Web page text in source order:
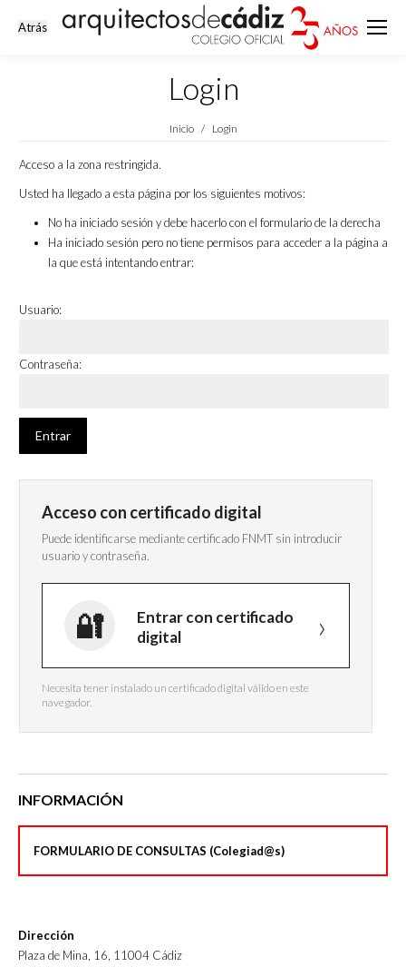
Login
Estás aquí:
Inicio Login
Acceso a la zona restringida.
Usted ha llegado a esta página por los siguientes motivos:
No ha iniciado sesión y debe hacerlo con el formulario de la derecha
Ha iniciado sesión pero no tiene permisos para acceder a la página a
la que está intentando entrar:
Usuario:
Contraseña:
Acceso con certificado digital
Puede identificarse mediante certificado FNMT sin introducir
usuario y contraseña.
Entrar con certificado
digital
Necesita tener instalado un certificado digital válido en este
navegador.
INFORMACIÓN
FORMULARIO DE CONSULTAS (Colegiad@s)
Dirección
Plaza de Mina, 16, 11004 Cádiz